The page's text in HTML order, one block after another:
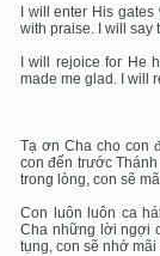
I will enter His gates
with praise. I will say
I will rejoice for He
made me glad. I will
Tạ ơn Cha cho con
con đến trước
trong lòng, con sẽ
Con luôn luôn ca
Cha những lời ngợi
tụng, con sẽ nhớ